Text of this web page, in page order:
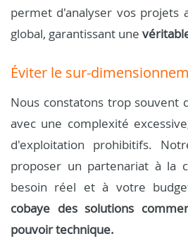
permet d'analyser vos projets
global, garantissant une
Éviter le sur-
Nous constatons trop souvent
avec une complexité
d'exploitation prohibitifs.
proposer un partenariat à la
besoin réel et à votre
cobaye des solutions
pouvoir technique.